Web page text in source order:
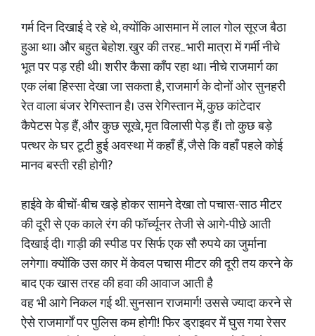
गर्म दिन दिखाई दे रहे थे, क्योंकि आसमान में लाल गोल सूरज बैठा
हुआ था। और बहुत बेहोश. खुर की तरह.. भारी मात्रा में गर्मी नीचे
भूत पर पड़ रही थी। शरीर कैसा काँप रहा था। नीचे राजमार्ग का
एक लंबा हिस्सा देखा जा सकता है, राजमार्ग के दोनों ओर सुनहरी
रेत वाला बंजर रेगिस्तान है। उस रेगिस्तान में, कुछ कांटेदार
कैपेटस पेड़ हैं, और कुछ सूखे, मृत विलासी पेड़ हैं। तो कुछ बड़े
पत्थर के घर टूटी हुई अवस्था में कहाँ हैं, जैसे कि वहाँ पहले कोई
मानव बस्ती रही होगी?
हाईवे के बीचों-बीच खड़े होकर सामने देखा तो पचास-साठ मीटर
की दूरी से एक काले रंग की फॉर्च्यूनर तेजी से आगे-पीछे आती
दिखाई दी। गाड़ी की स्पीड पर सिर्फ एक सौ रुपये का जुर्माना
लगेगा। क्योंकि उस कार में केवल पचास मीटर की दूरी तय करने के
बाद एक खास तरह की हवा की आवाज आती है
वह भी आगे निकल गई थी. सुनसान राजमार्ग! उससे ज्यादा करने से
ऐसे राजमार्गों पर पुलिस कम होगी! फिर ड्राइवर में घुस गया रेसर